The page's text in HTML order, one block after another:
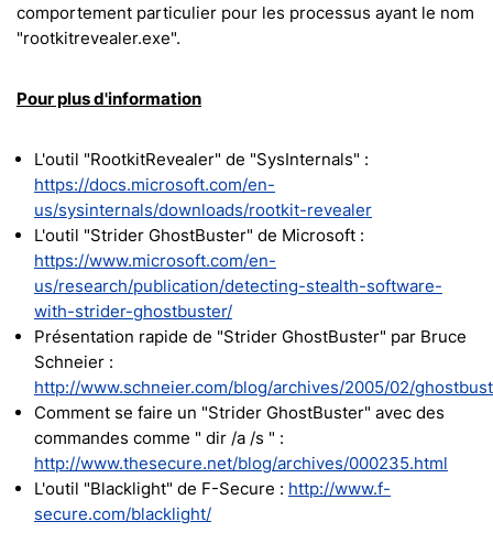
comportement particulier pour les processus ayant le nom
"rootkitrevealer.exe".
Pour plus d'information
L'outil "RootkitRevealer" de "SysInternals" :
https://docs.microsoft.com/en-
us/sysinternals/downloads/rootkit-revealer
L'outil "Strider GhostBuster" de Microsoft :
https://www.microsoft.com/en-
us/research/publication/detecting-stealth-software-
with-strider-ghostbuster/
Présentation rapide de "Strider GhostBuster" par Bruce
Schneier :
http://www.schneier.com/blog/archives/2005/02/
Comment se faire un "Strider GhostBuster" avec des
commandes comme " dir /a /s " :
http://www.thesecure.net/blog/archives/000235.html
L'outil "Blacklight" de F-Secure : http://www.f-
secure.com/blacklight/